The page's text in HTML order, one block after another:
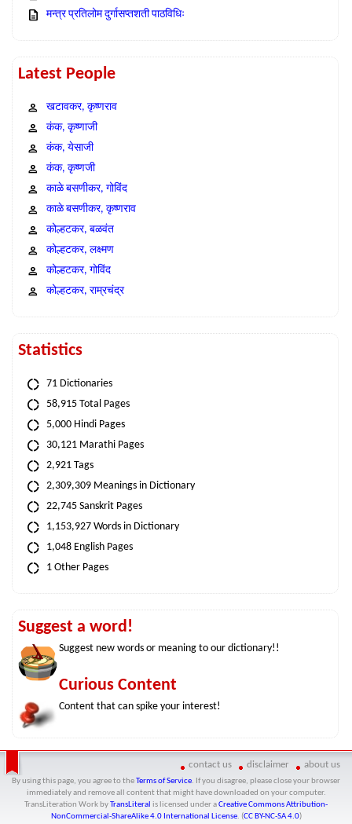
मन्त्र प्रतिलोम दुर्गासप्तशती पाठविधिः
Latest People
खटावकर, कृष्णराव
कंक, कृष्णाजी
कंक, येसाजी
कंक, कृष्णजी
काळे बसणीकर, गोविंद
काळे बसणीकर, कृष्णराव
कोल्हटकर, बळवंत
कोल्हटकर, लक्ष्मण
कोल्हटकर, गोविंद
कोल्हटकर, राम्रचंद्र
Statistics
71 Dictionaries
58,915 Total Pages
5,000 Hindi Pages
30,121 Marathi Pages
2,921 Tags
2,309,309 Meanings in Dictionary
22,745 Sanskrit Pages
1,153,927 Words in Dictionary
1,048 English Pages
1 Other Pages
Suggest a word!
Suggest new words or meaning to our dictionary!!
Curious Content
Content that can spike your interest!
contact us disclaimer about us
By using this page, you agree to the Terms of Service. If you disagree, please close your browser
immediately and remove all content that might have downloaded on your computer.
TransLiteration Workby TransLiteral is licensed under aCreative Commons Attribution-
NonCommercial-ShareAlike 4.0 International License. (CC BY-NC-SA 4.0)